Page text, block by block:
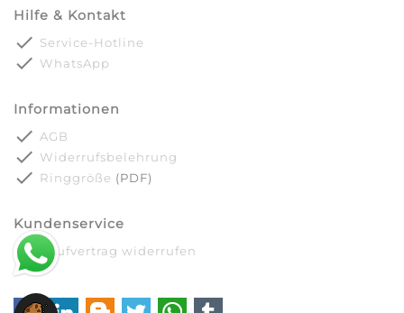
Hilfe & Kontakt
done Service-Hotline
done WhatsApp
Informationen
done AGB
done Widerrufsbelehrung
done Ringgröße (PDF)
Kundenservice
done Kaufvertrag widerrufen